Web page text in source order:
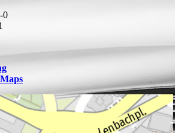
0